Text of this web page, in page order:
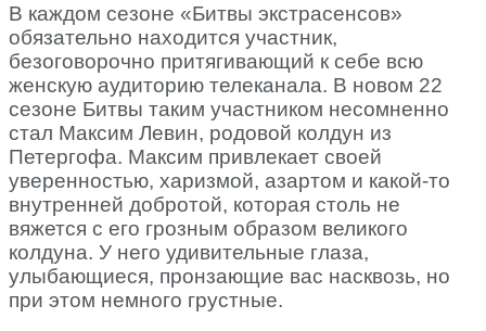
В каждом сезоне «Битвы экстрасенсов»
обязательно находится участник,
безоговорочно притягивающий к себе всю
женскую аудиторию телеканала. В новом 22
сезоне Битвы таким участником несомненно
стал Максим Левин, родовой колдун из
Петергофа. Максим привлекает своей
уверенностью, харизмой, азартом и какой-то
внутренней добротой, которая столь не
вяжется с его грозным образом великого
колдуна. У него удивительные глаза,
улыбающиеся, пронзающие вас насквозь, но
при этом немного грустные.